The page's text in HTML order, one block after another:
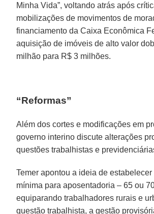
Minha Vida”, voltando atrás após
mobilizações de movimentos de
financiamento da Caixa Econômica
aquisição de imóveis de alto valor
milhão para R$ 3 milhões.
“Reformas”
Além dos cortes e modificações em
governo interino discute alterações
questões trabalhistas e
Temer apontou a ideia de
mínima para aposentadoria – 65 ou
equiparando trabalhadores rurais e
questão trabalhista, a gestão